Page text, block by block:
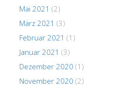
Mai 2021 (2)
März 2021 (3)
Februar 2021 (1)
Januar 2021 (3)
Dezember 2020 (1)
November 2020 (2)